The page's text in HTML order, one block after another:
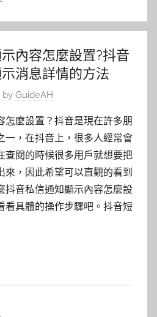
內容怎麼設置?抖音
消息詳情的方法
by GuideAH
怎麼設置？抖音是現在許多朋
一，在抖音上，很多人經常會
查閱的時候很多用戶就想要把
來，因此希望可以直觀的看到
抖音私信通知顯示內容怎麼設
看具體的操作步驟吧。抖音短